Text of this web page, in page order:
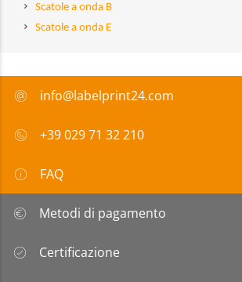
Scatole a onda B
Scatole a onda E
info@labelprint24.com
+39 029 71 32 210
FAQ
Metodi di pagamento
Certificazione